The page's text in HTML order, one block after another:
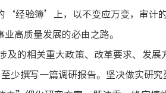
‘经验簿’上，以不变应万变，审计
高质量发展的必由之路。
的相关重大政策、改革要求、发
少撰写一篇调研报告。坚决做实研